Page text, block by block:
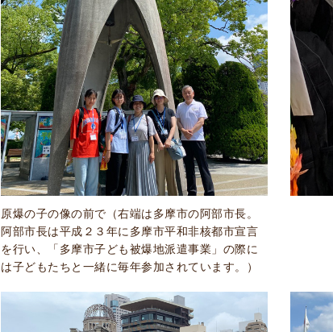
原爆の子の像の前で（右端は多摩市の阿部市長。
阿部市長は平成２３年に多摩市平和非核都市宣言
を行い、「多摩市子ども被爆地派遣事業」の際に
は子どもたちと一緒に毎年参加されています。）